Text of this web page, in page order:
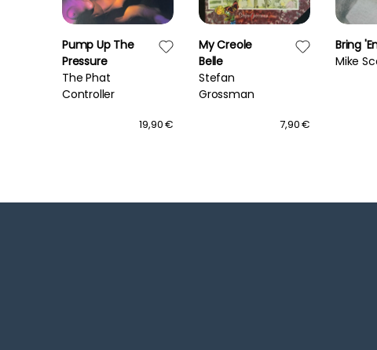
Pump Up The
Pressure
The Phat
Controller
19,90 €
My Creole
Belle
Stefan
Grossman
7,90 €
Bring
Mike